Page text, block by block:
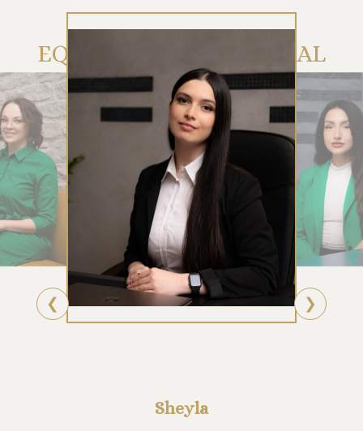
EQUIPO DE ATENCIÓN AL
CLIENTE DE RUE
❮ ❯
Sheyla